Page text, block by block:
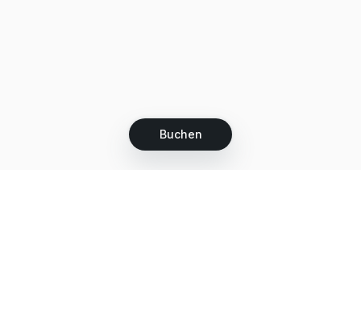
Buchen